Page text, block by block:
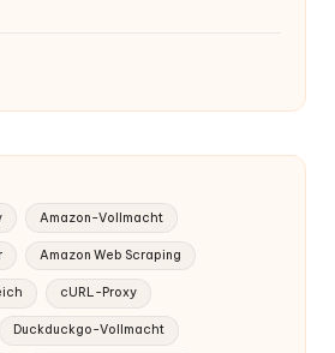
Amazon-Vollmacht
Amazon Web Scraping
cURL-Proxy
Duckduckgo-Vollmacht